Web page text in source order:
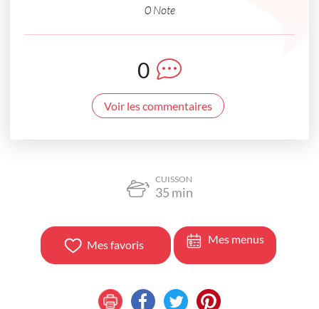
0 Note
0
Voir les commentaires
CUISSON
35 min
Mes favoris Mes menus